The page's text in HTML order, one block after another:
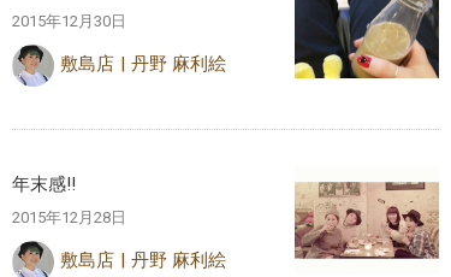
2015年12月30日
敷島店 丹野 麻利絵
年末感‼︎
2015年12月28日
敷島店 丹野 麻利絵